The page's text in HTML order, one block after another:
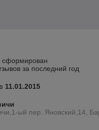
сформирован
за последний год
11.01.2015
ый пер. Яновский,14,